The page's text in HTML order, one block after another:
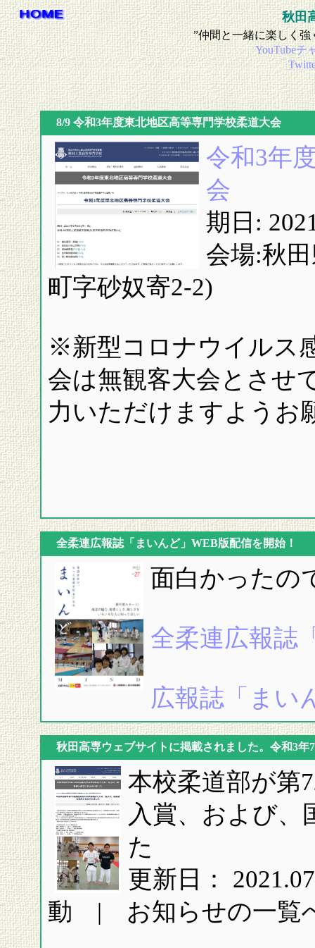
秋田
”仲間と一緒に楽しく
YouTubeチ
8/9 令和3年度東北地区高等専門学校柔道大会
令和3年
会
期日:
会場:秋
町字砂奴寄2-2)
※新型コロナウイルス
会は無観客大会とさせ
力いただけますようお
全柔連広報誌「まいんど」WEB版配信を開始！
面白かったの
全柔連広報誌
広報誌「まい
秋田高専ウェブサイトに掲載されました。令和3年
本校柔道部が第
入賞、および、
た
更新日：
動 | お知らせの一覧